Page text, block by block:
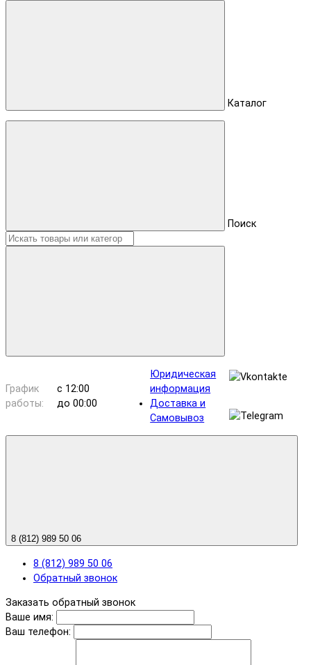
Каталог
Поиск
График
работы:
с 12:00
до 00:00
Юридическая
информация
Доставка и
Самовывоз
8 (812) 989 50 06
8 (812) 989 50 06
Обратный звонок
Заказать обратный звонок
Ваше имя:
Ваш телефон: